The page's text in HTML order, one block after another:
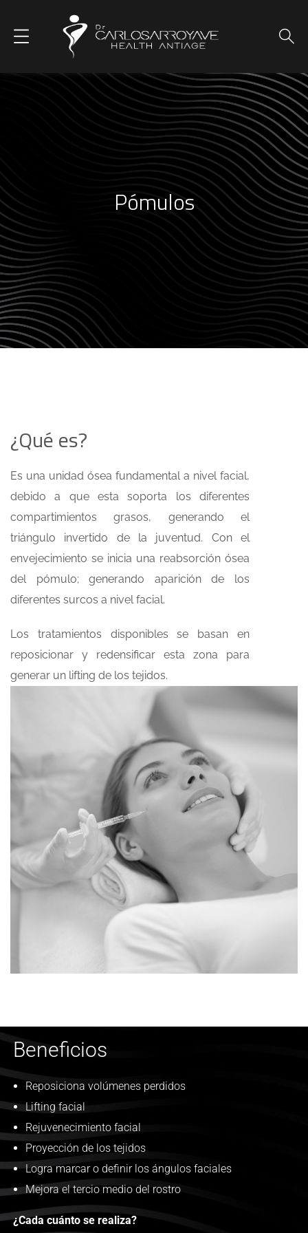
Pómulos
¿Qué es?
Es una unidad ósea fundamental a nivel facial,
debido a que esta soporta los diferentes
compartimientos grasos, generando el
triángulo invertido de la juventud. Con el
envejecimiento se inicia una reabsorción ósea
del pómulo; generando aparición de los
diferentes surcos a nivel facial.
Los tratamientos disponibles se basan en
reposicionar y redensificar esta zona para
generar un lifting de los tejidos.
Beneficios
Reposiciona volúmenes perdidos
Lifting facial
Rejuvenecimiento facial
Proyección de los tejidos
Logra marcar o definir los ángulos faciales
Mejora el tercio medio del rostro
¿Cada cuánto se realiza?